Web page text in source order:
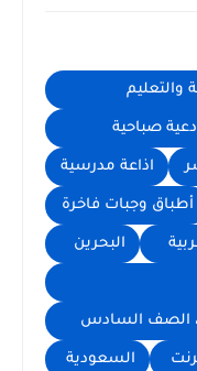
والتعليم
صباحية
اذاعة مدرسية
أطباق وجبات فاخرة
البحرين
الصف السادس
السعودية